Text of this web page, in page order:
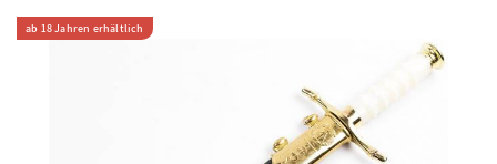
ab 18 Jahren erhältlich